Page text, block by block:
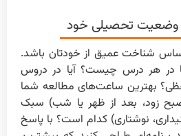
اساس شناخت عمیق از خودتان باشد.
هر درس چیست؟ آیا در دروس
بهترین ساعت‌های مطالعه شما
زود، بعد از ظهر یا شب) سبک
نوشتاری) کدام است؟ با پاسخ